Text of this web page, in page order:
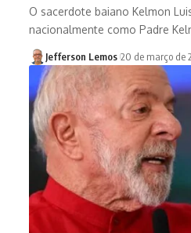
O sacerdote baiano Kelmon
nacionalmente como Padre
Jefferson Lemos 20 de março de